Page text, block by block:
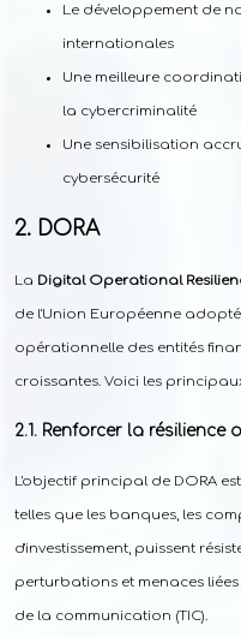
Le développement de
internationales
Une meilleure
la cybercriminalité
Une sensibilisation
cybersécurité
DORA
La Digital Operational
de l'Union Européenne
opérationnelle des entités
croissantes. Voici les
Renforcer la résilience
L'objectif principal de DORA
telles que les banques, les
d'investissement, puissent
perturbations et menaces
de la communication (TIC).